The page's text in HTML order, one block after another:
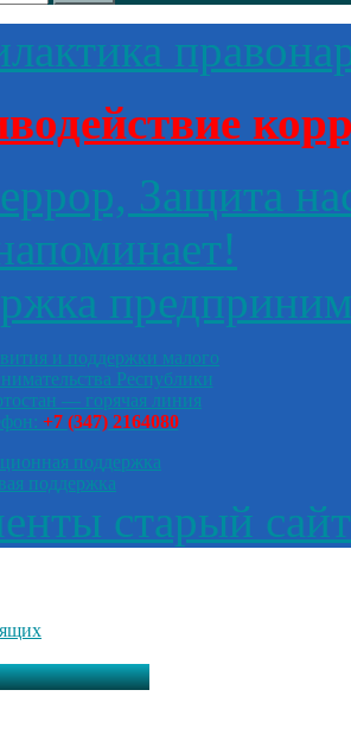
Защита
и поддержки малого
Республики
— горячая линия
+7 (347) 2164080
поддержка
поддержка
старый сайт